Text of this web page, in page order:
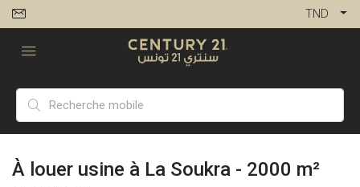
TND
À louer usine à La Soukra - 2000 m²